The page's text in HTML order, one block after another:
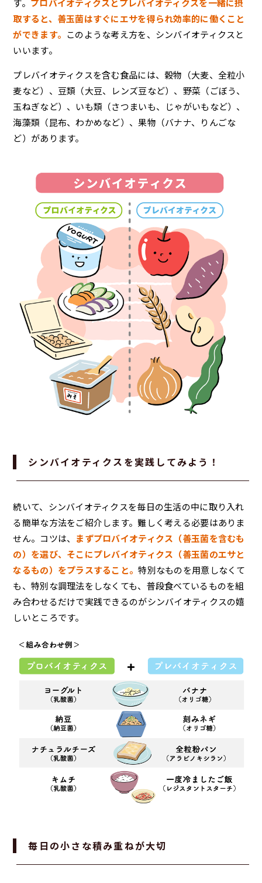
す。 プロバイオティクスとプレバイオティクスを一緒に摂
取すると、善玉菌はすぐにエサを得られ効率的に働くこと
ができます。 このような考え方を、シンバイオティクスと
いいます。
プレバイオティクスを含む食品には、穀物（大麦、全粒小
麦など）、豆類（大豆、レンズ豆など）、野菜（ごぼう、
玉ねぎなど）、いも類（さつまいも、じゃがいもなど）、
海藻類（昆布、わかめなど）、果物（バナナ、りんごな
ど）があります。
シンバイオティクスを実践してみよう！
続いて、シンバイオティクスを毎日の生活の中に取り入れ
る簡単な方法をご紹介します。難しく考える必要はありま
せん。コツは、 まずプロバイオティクス（善玉菌を含むも
の）を選び、そこにプレバイオティクス（善玉菌のエサと
なるもの）をプラスすること。特別なものを用意しなくて
も、特別な調理法をしなくても、普段食べているものを組
み合わせるだけで実践できるのがシンバイオティクスの嬉
しいところです。
毎日の小さな積み重ねが大切